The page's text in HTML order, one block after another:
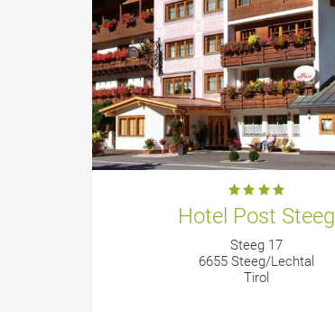
Hotel Post Steeg
Steeg 17
6655 Steeg/Lechtal
Tirol